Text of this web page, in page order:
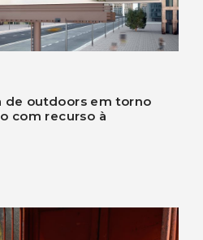
de outdoors em torno
com recurso à